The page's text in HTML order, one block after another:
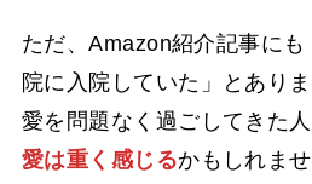
ただ、Amazon紹介記事に
院に入院していた」とあり
愛を問題なく過ごしてきた
愛は重く感じるかもしれませ